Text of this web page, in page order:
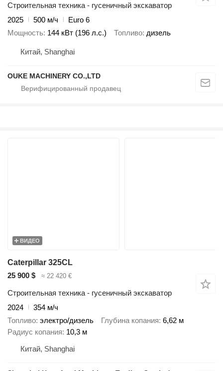
Строительная техника - гусеничный экскаватор
2025
500 м/ч
Euro 6
Мощность 144 кВт (196 л.с.) Топливо дизель
Китай, Shanghai
OUKE MACHINERY CO.,LTD
ВИДЕО
Caterpillar 325CL
25 900 $
≈ 22 420 €
Строительная техника - гусеничный экскаватор
2024
354 м/ч
Топливо электро/дизель Глубина копания 6,62 м
Радиус копания 10,3 м
Китай, Shanghai